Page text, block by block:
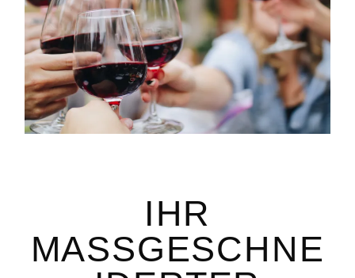
IHR
MASSGESCHNEI